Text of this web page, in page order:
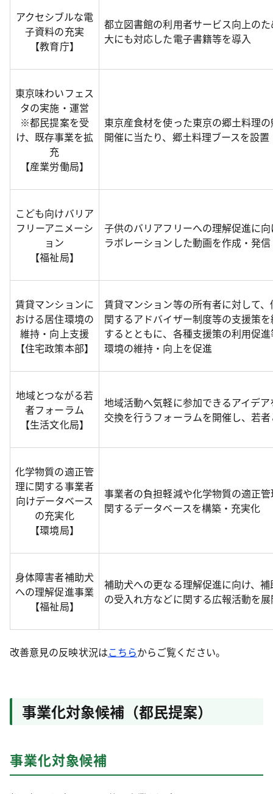
アクセシブルな電
子資料の充実
【教育庁】
都立図書館の利用者サービス向上の
大にも対応した電子書籍等を導入
東京味わいフェス
タの実施・運営
※都民提案を受
け、既存事業を拡
充
【産業労働局】
東京産食材を使った東京の郷土料理
開催に当たり、郷土料理ブースを設置
こども向けバリア
フリーアニメーシ
ョン
【福祉局】
子供のバリアフリーへの理解促進に
ラボレーションした動画を作成・発信
賃貸マンションに
おける居住環境の
維持・向上支援
【住宅政策本部】
賃貸マンション等の所有者に対して
関するアドバイザー制度等の支援策
するとともに、各種支援策の利用促
環境の維持・向上を促進
地域とつながる若
者フォーラム
【生活文化局】
地域活動へ気軽に参加できるアイデ
交換を行うフォーラムを開催し、若
化学物質の適正管
理に関する事業者
向けデータベース
の充実化
【環境局】
事業者の負担軽減や化学物質の適正
関するデータベースを構築・充実化
身体障害者補助犬
への理解促進事業
【福祉局】
補助犬への更なる理解促進に向け、
の受入れ方などに関する広報活動を
改善意見の反映状況はこちらからご覧ください。
事業化対象候補（都民提案）
事業化対象候補